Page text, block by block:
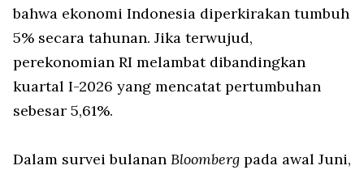
bahwa ekonomi Indonesia diperkirakan tumbuh
5% secara tahunan. Jika terwujud,
perekonomian RI melambat dibandingkan
kuartal I-2026 yang mencatat pertumbuhan
sebesar 5,61%.
Dalam survei bulanan Bloomberg pada awal Juni,